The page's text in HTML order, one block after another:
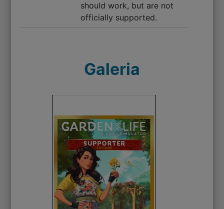
should work, but are not
officially supported.
Galeria